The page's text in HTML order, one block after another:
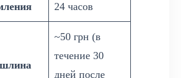
24 часов
~50 грн (в
течение 30
дней после